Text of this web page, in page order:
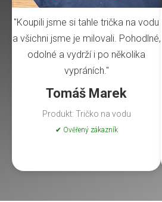
"Koupili jsme si tahle trička na vodu
a všichni jsme je milovali. Pohodlné,
odolné a vydrží i po několika
vypráních."
Tomáš Marek
Produkt: Tričko na vodu
✔ Ověřený zákazník